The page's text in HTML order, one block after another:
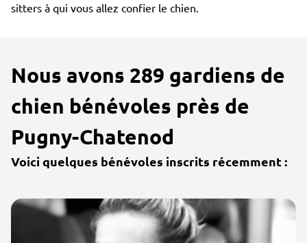
sitters à qui vous allez confier le chien.
Nous avons 289 gardiens de
chien bénévoles près de
Pugny-Chatenod
Voici quelques bénévoles inscrits récemment :